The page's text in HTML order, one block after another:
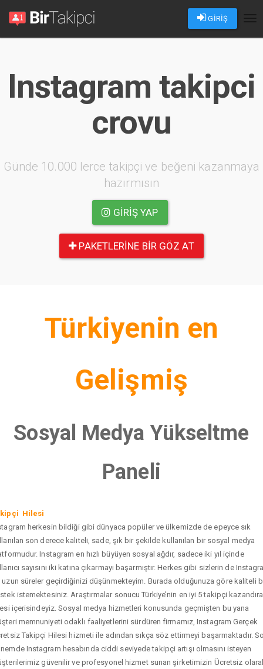
GİRİŞ
Instagram takipci
crovu
Günde 10.000 lerce takipçi ve beğeni kazanmaya
hazırmısın
GIRIŞ YAP
PAKETLERINE BIR GÖZ AT
Türkiyenin en
Gelişmiş
Sosyal Medya Yükseltme
Paneli
Hilesi
herkesin bildiği gibi dünyaca popüler ve ülkemizde de epeyce sık
son derece kaliteli, sade, şık bir şekilde kullanılan bir sosyal medya
Instagram en hızlı büyüyen sosyal ağdır, sadece iki yıl içinde
sayısını iki katına çıkarmayı başarmıştır. Herkes gibi sizlerin de
uzun süreler geçirdiğinizi düşünmekteyim. Burada olduğunuza göre kaliteli
istemektesiniz. Araştırmalar sonucu Türkiye’nin en iyi 5 takipçi
içerisindeyiz. Sosyal medya hizmetleri konusunda geçmişten bu yana
memnuniyeti odaklı faaliyetlerini sürdüren firmamız, Instagram Gerçek
Takipçi Hilesi hizmeti ile adından sıkça söz ettirmeyi başarmaktadır.
Instagram hesabında ciddi seviyede takipçi artışı olmasını isteyen
güvenilir ve profesyonel hizmet sunan şirketimizin Ücretsiz